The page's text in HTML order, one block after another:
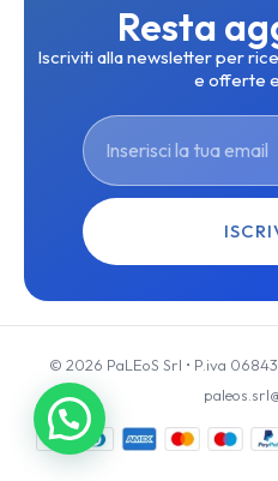
Resta
Iscriviti alla newsletter per
e offerte
© 2026 PaLEoS Srl • P.iva